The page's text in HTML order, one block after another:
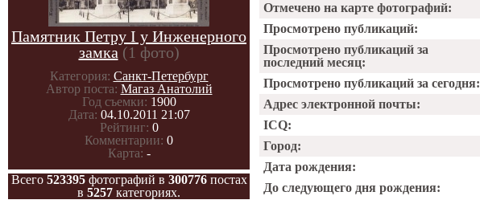
Памятник Петру I у Инженерного
замка (1 фото)
Категория: Санкт-Петербург
Автор поста: Магаз Анатолий
Год съемки: 1900
Дата: 04.10.2011 21:07
Рейтинг: 0
Комментарии: 0
Карта: -
Всего 523395фотографий в 300776постах
в 5257 категориях.
Отмечено на карте фотографий:
Просмотрено публикаций:
Просмотрено публикаций за
последний месяц:
Просмотрено публикаций за сегодня:
Адрес электронной почты:
ICQ:
Город:
Дата рождения:
До следующего дня рождения: